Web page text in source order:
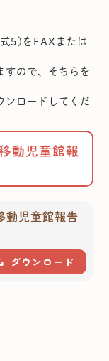
5)をFAXまたは
すので、そちらを
ンロードしてくだ
動児童館報
動児童館報告
ダウンロード